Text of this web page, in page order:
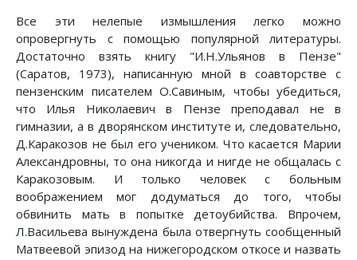
Все эти нелепые измышления легко можно
опровергнуть с помощью популярной литературы.
Достаточно взять книгу "И.Н.Ульянов в Пензе"
(Саратов, 1973), написанную мной в соавторстве с
пензенским писателем О.Савиным, чтобы убедиться,
что Илья Николаевич в Пензе преподавал не в
гимназии, а в дворянском институте и, следовательно,
Д.Каракозов не был его учеником. Что касается Марии
Александровны, то она никогда и нигде не общалась с
Каракозовым. И только человек с больным
воображением мог додуматься до того, чтобы
обвинить мать в попытке детоубийства. Впрочем,
Л.Васильева вынуждена была отвергнуть сообщенный
Матвеевой эпизод на нижегородском откосе и назвать